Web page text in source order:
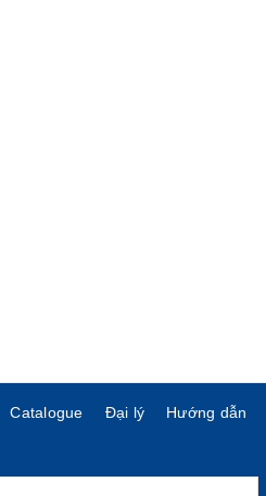
Catalogue Đại lý
Hướng dẫn